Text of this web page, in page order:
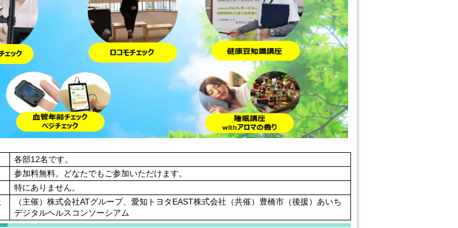
各部12名です。
参加料無料。どなたでもご参加いただけます。
特にありません。
（主催）株式会社ATグループ、愛知トヨタEAST株式会社（共催）豊橋市（後援）あいち
デジタルヘルスコンソーシアム